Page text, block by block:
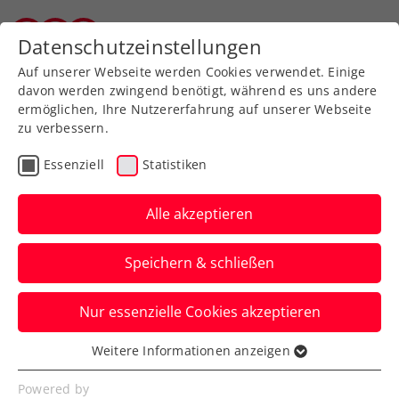
Kids & Jugend
Medaille fix: Behrmann
im Finale der
Europäischen
Olympischen
Jugendspiele
Im Kampf um Gold geht es am Samstag
gegen einen Italiener.
Datenschutzeinstellungen
Auf unserer Webseite werden Cookies verwendet. Einige
davon werden zwingend benötigt, während es uns andere
ermöglichen, Ihre Nutzererfahrung auf unserer Webseite
zu verbessern.
Essenziell Statistiken
Alle akzeptieren
Speichern & schließen
Nur essenzielle Cookies akzeptieren
Essenziell
Essenzielle Cookies werden für grundlegende
Weitere Informationen anzeigen
Powered by